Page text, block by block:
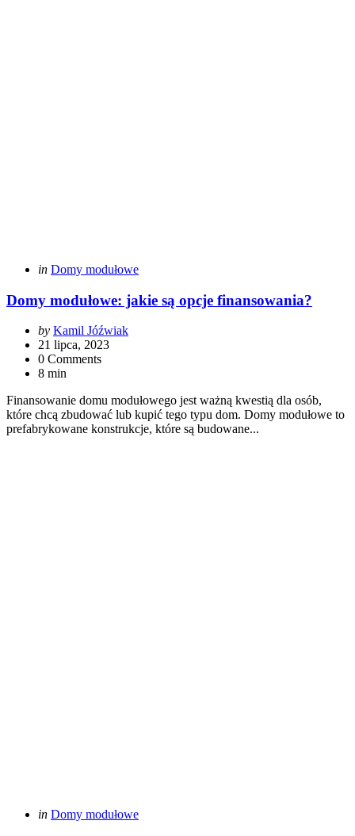
Categories
Posted
in Domy modułowe
Domy modułowe: jakie są opcje finansowania?
Posted
by
by Kamil Jóźwiak
21 lipca, 2023
0 Comments
8 min
Finansowanie domu modułowego jest ważną kwestią dla osób,
które chcą zbudować lub kupić tego typu dom. Domy modułowe to
prefabrykowane konstrukcje, które są budowane...
Categories
Posted
in Domy modułowe